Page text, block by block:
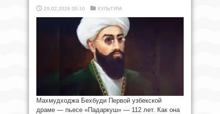
28.02.2026 00:10 КУЛЬТУРА
Махмудходжа Бехбуди Первой узбекской
драме — пьесе «Падаркуш» — 112 лет. Как она